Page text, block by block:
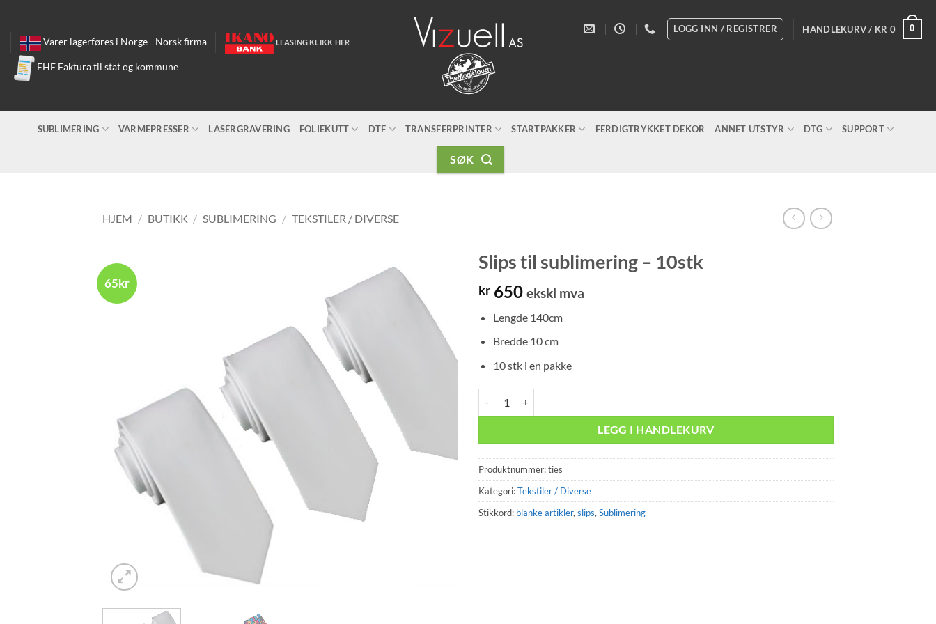
content Varer lagerføres i Norge - Norsk firma LEASING KLIKK HER
EHF Faktura til stat og kommune
LOGG INN / REGISTRER HANDLEKURV / KR 0 0
SUBLIMERING VARMEPRESSER LASERGRAVERING FOLIEKUTT DTF TRANSFERPRINTER STARTPAKKER FERDIGTRYKKET DEKOR ANNET UTSTYR DTG SUPPORT
SØK
HJEM / BUTIKK / SUBLIMERING / TEKSTILER / DIVERSE
65kr
Slips til sublimering – 10stk
kr 650 ekskl mva
Lengde 140cm
Bredde 10 cm
10 stk i en pakke
LEGG I HANDLEKURV
Produktnummer:ties
Kategori:Tekstiler / Diverse
Stikkord: blanke artikler, slips, Sublimering